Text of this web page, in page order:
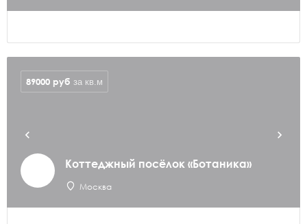
Коттеджный посёлок «Ботаника»
Москва
89000 руб за кв.м